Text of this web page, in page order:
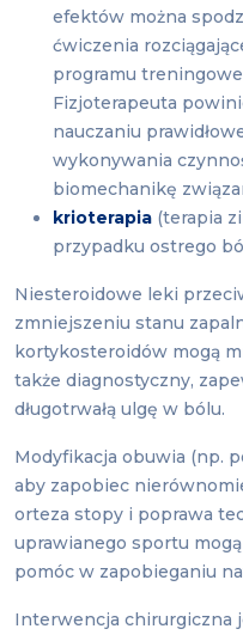
efektów można
ćwiczenia
programu
Fizjoterapeuta
nauczaniu
wykonywania
biomechanikę
krioterapia (terapia
przypadku ostrego
Niesteroidowe leki
zmniejszeniu stanu
kortykosteroidów mogą
także diagnostyczny,
długotrwałą ulgę w bólu.
Modyfikacja obuwia (np.
aby zapobiec
orteza stopy i poprawa
uprawianego sportu
pomóc w zapobieganiu
Interwencja chirurgiczna